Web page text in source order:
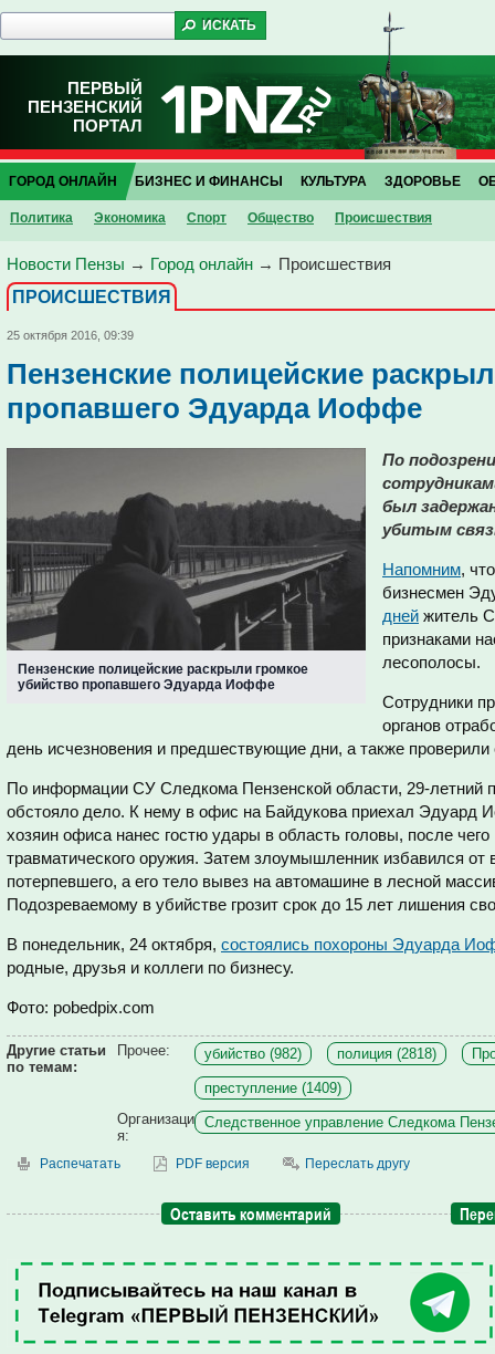
ПЕРВЫЙ
ПЕНЗЕНСКИЙ
ПОРТАЛ
ГОРОД ОНЛАЙН
Политика Экономика Спорт Общество Проиcшествия
БИЗНЕС И ФИНАНСЫ КУЛЬТУРА ЗДОРОВЬЕ
Новости Пензы → Город онлайн → Проиcшествия
ПРОИCШЕСТВИЯ
25 октября 2016, 09:39
Пензенские полицейские
пропавшего Эдуарда Иоффе
Пензенские полицейские раскрыли громкое
убийство пропавшего Эдуарда Иоффе
По
был
убитым
Напомним,
бизнесмен
дней житель
признаками
лесополосы.
Сотрудники
органов
день исчезновения и предшествующие дни, а также проверили
По информации СУ Следкома Пензенской области, 29-летний
обстояло дело. К нему в офис на Байдукова приехал
хозяин офиса нанес гостю удары в область головы, после
травматического оружия. Затем злоумышленник избавился
потерпевшего, а его тело вывез на автомашине в лесной
Подозреваемому в убийстве грозит срок до 15 лет лишения
В понедельник, 24 октября, состоялись похороны Эдуарда
родные, друзья и коллеги по бизнесу.
Фото: pobedpix.com
Другие статьи
по темам:
Прочее: убийство (982) полиция (2818)
преступление (1409)
Организаци
я:
Следственное управление Следкома
Распечатать PDF версия Переслать другу
Оставить комментарий